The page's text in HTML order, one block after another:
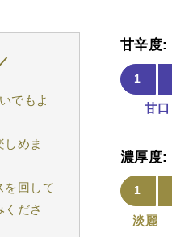
でもよ
めま
を回して
ださ
甘辛度:
1
甘口
濃厚度:
1
淡麗